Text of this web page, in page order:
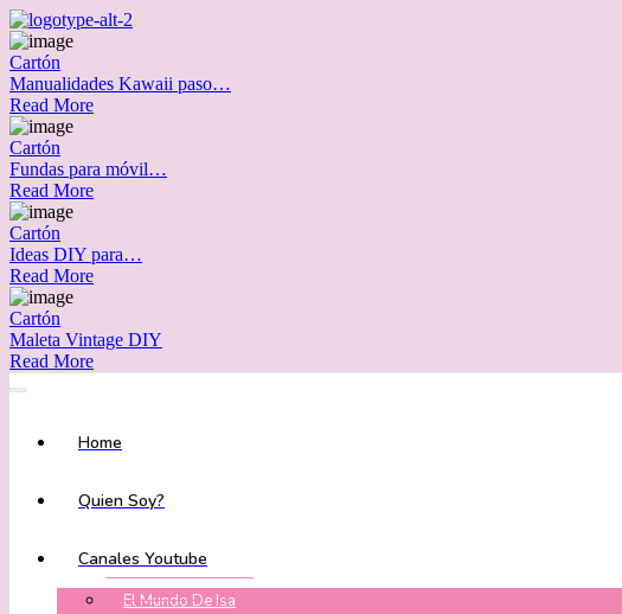
Cartón
Manualidades Kawaii paso…
Read More
Cartón
Fundas para móvil…
Read More
Cartón
Ideas DIY para…
Read More
Cartón
Maleta Vintage DIY
Read More
Home
Quien Soy?
Canales Youtube
El Mundo De Isa